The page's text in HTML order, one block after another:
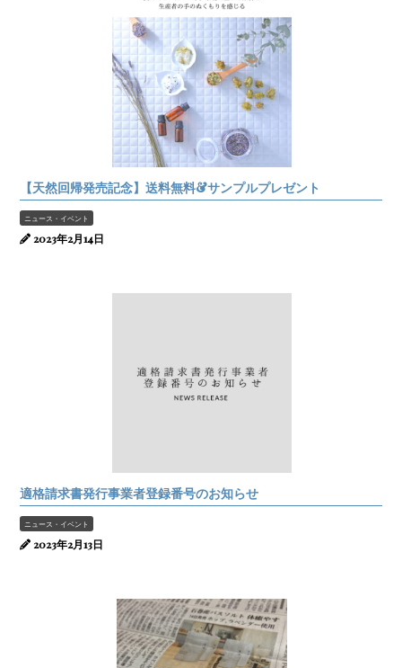
【天然回帰発売記念】送料無料&サンプルプレゼント
ニュース・イベント
2023年2月14日
適格請求書発行事業者登録番号のお知らせ
ニュース・イベント
2023年2月13日